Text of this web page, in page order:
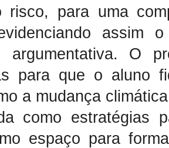
risco, para uma
assim
argumentativa. O
para que o aluno
a mudança
como estratégias
espaço para